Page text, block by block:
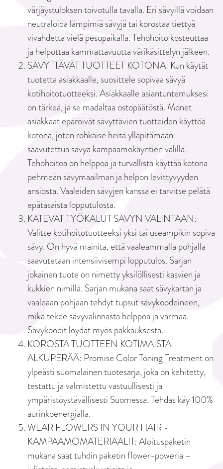
värjäystuloksen toivotulla tavalla. Eri sävyillä voidaan
neutraloida lämpimiä sävyjä tai korostaa tiettyä
vivahdetta vielä pesupaikalla. Tehohoito kosteuttaa
ja helpottaa kammattavuutta värikäsittelyn jälkeen.
SÄVYTTÄVÄT TUOTTEET KOTONA: Kun käytät
tuotetta asiakkaalle, suosittele sopivaa sävyä
kotihoitotuotteeksi. Asiakkaalle asiantuntemuksesi
on tärkeä, ja se madaltaa ostopäätöstä. Monet
asiakkaat epäröivät sävyttävien tuotteiden käyttöä
kotona, joten rohkaise heitä ylläpitämään
saavutettua sävyä kampaamokäyntien välillä.
Tehohoitoa on helppoa ja turvallista käyttää kotona
pehmeän sävymaailman ja helpon levittyvyyden
ansiosta. Vaaleiden sävyjen kanssa ei tarvitse pelätä
epätasaista lopputulosta.
KÄTEVÄT TYÖKALUT SÄVYN VALINTAAN:
Valitse kotihoitotuotteeksi yksi tai useampikin sopiva
sävy. On hyvä mainita, että vaaleammalla pohjalla
saavutetaan intensiivisempi lopputulos. Sarjan
jokainen tuote on nimetty yksilöllisesti kasvien ja
kukkien nimillä. Sarjan mukana saat sävykartan ja
vaaleaan pohjaan tehdyt tupsut sävykoodeineen,
mikä tekee sävyvalinnasta helppoa ja varmaa.
Sävykoodit löydät myös pakkauksesta.
KOROSTA TUOTTEEN KOTIMAISTA
ALKUPERÄÄ: Promise Color Toning Treatment on
ylpeästi suomalainen tuotesarja, joka on kehitetty,
testattu ja valmistettu vastuullisesti ja
ympäristöystävällisesti Suomessa. Tehdas käy 100%
aurinkoenergialla.
WEAR FLOWERS IN YOUR HAIR -
KAMPAAMOMATERIAALIT: Aloituspaketin
mukana saat tuhdin paketin flower-poweria –